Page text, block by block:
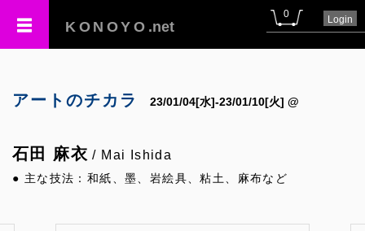
KONOYO .net
0 Login
アートのチカラ 23/01/04[水]-23/01/10[火] @
石田 麻衣 / Mai Ishida
● 主な技法：和紙、墨、岩絵具、粘土、麻布など